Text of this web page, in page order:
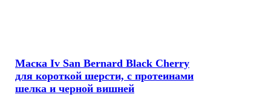
Маска Iv San Bernard Black Cherry
для короткой шерсти, с протеинами
шелка и черной вишней